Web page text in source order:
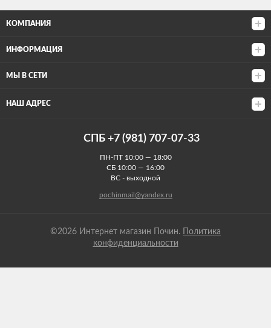
КОМПАНИЯ
ИНФОРМАЦИЯ
МЫ В СЕТИ
НАШ АДРЕС
СПБ +7 (981) 707-07-33
ПН-ПТ 10:00 — 18:00
СБ 10:00 — 16:00
ВС - выходной
pochinmail@yandex.ru
©2026 Интернет магазин Почин.
Политика
конфиденциальности